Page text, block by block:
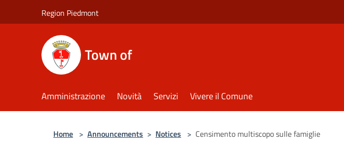
Region Piedmont
Town of
Amministrazione Novità Servizi Vivere il Comune
Home > Announcements > Notices > Censimento multiscopo sulle famiglie